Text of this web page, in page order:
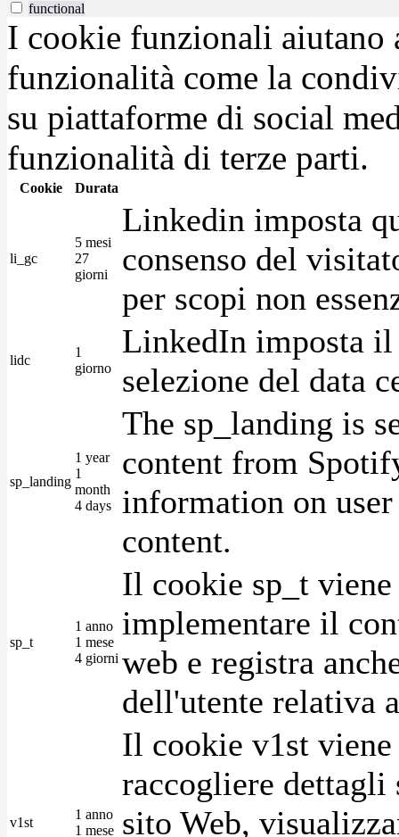
functional
I cookie funzionali aiutano
funzionalità come la
su piattaforme di social
funzionalità di terze parti.
Cookie Durata
li_gc
5 mesi
27
giorni
Linkedin imposta
consenso del
per scopi non
lidc
1
giorno
LinkedIn imposta
selezione del data
sp_landing
1 year
1
month
4 days
The sp_landing is
content from
information on
content.
sp_t
1 anno
1 mese
4 giorni
Il cookie sp_t
implementare il
web e registra
dell'utente relativa
v1st
1 anno
1 mese
Il cookie v1st
raccogliere
sito Web,